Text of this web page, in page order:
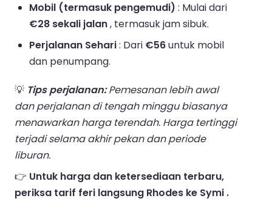
Mobil (termasuk pengemudi) : Mulai dari
€28 sekali jalan, termasuk jam sibuk.
Perjalanan Sehari: Dari €56untuk mobil
dan penumpang.
💡 Tips perjalanan:Pemesanan lebih awal
dan perjalanan di tengah minggu biasanya
menawarkan harga terendah. Harga tertinggi
terjadi selama akhir pekan dan periode
liburan.
👉 Untuk harga dan ketersediaan terbaru,
periksa tarif feri langsung Rhodes ke Symi .